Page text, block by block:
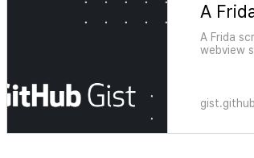
A Frida
webview